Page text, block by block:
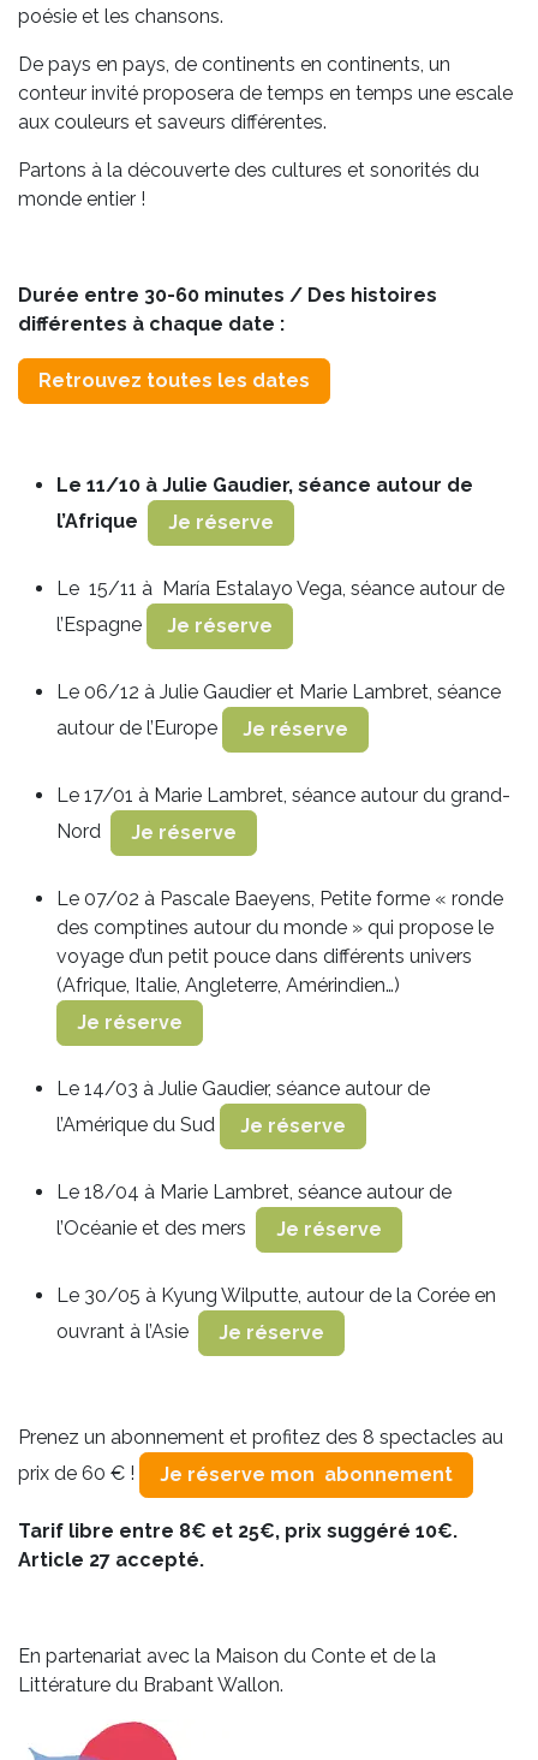
poésie et les chansons.
De pays en pays, de continents en continents, un
conteur invité proposera de temps en temps une escale
aux couleurs et saveurs différentes.
Partons à la découverte des cultures et sonorités du
monde entier !
Durée entre 30-60 minutes / Des histoires
différentes à chaque date :
Retrouvez toutes les dates
Le 11/10 à Julie Gaudier, séance autour de
l’Afrique
Je réserve
Le 15/11 à María Estalayo Vega, séance autour de
l’Espagne
Je réserve
Le 06/12 à Julie Gaudier et Marie Lambret, séance
autour de l’Europe
Je réserve
Le 17/01 à Marie Lambret, séance autour du grand-
Nord
Je réserve
Le 07/02 à Pascale Baeyens, Petite forme « ronde
des comptines autour du monde » qui propose le
voyage d’un petit pouce dans différents univers
(Afrique, Italie, Angleterre, Amérindien…)
Je réserve
Le 14/03 à Julie Gaudier, séance autour de
l’Amérique du Sud
Je réserve
Le 18/04 à Marie Lambret, séance autour de
l’Océanie et des mers
Je réserve
Le 30/05 à Kyung Wilputte, autour de la Corée en
ouvrant à l’Asie
Je réserve
Prenez un abonnement et profitez des 8 spectacles au
prix de 60 € !
Je réserve mon abonnement
Tarif libre entre 8€ et 25€, prix suggéré 10€.
Article 27 accepté.
En partenariat avec la Maison du Conte et de la
Littérature du Brabant Wallon.